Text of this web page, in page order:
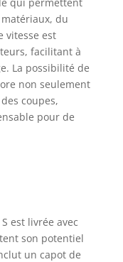
du
vitesse est
facilitant à
La possibilité de
non seulement
coupes,
pour de
est livrée avec
son potentiel
un capot de